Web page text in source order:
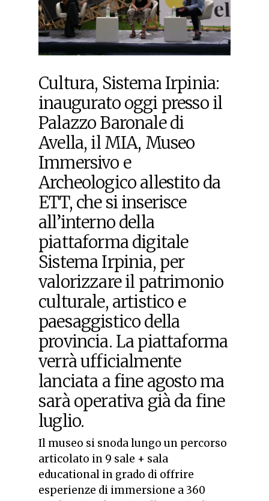
Cultura, Sistema Irpinia:
inaugurato oggi presso il
Palazzo Baronale di
Avella, il MIA, Museo
Immersivo e
Archeologico allestito da
ETT, che si inserisce
all’interno della
piattaforma digitale
Sistema Irpinia, per
valorizzare il patrimonio
culturale, artistico e
paesaggistico della
provincia. La piattaforma
verrà ufficialmente
lanciata a fine agosto ma
sarà operativa già da fine
luglio.
Il museo si snoda lungo un percorso
articolato in 9 sale + sala
educational in grado di offrire
esperienze di immersione a 360